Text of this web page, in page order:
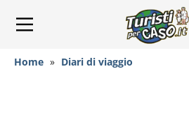
Home » Diari di viaggio